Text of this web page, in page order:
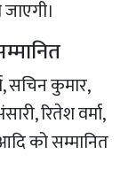
सचिन कुमार,
रितेश वर्मा,
को सम्मानित